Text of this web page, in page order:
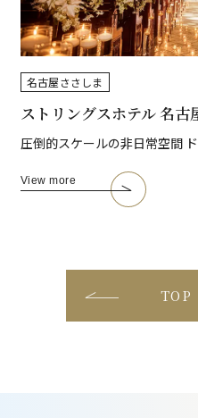
名古屋ささしま
ストリングスホテル 名古
圧倒的スケールの非日常空間
View more
TOP